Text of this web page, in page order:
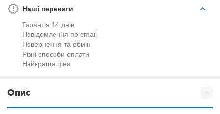
Наші переваги
Гарантія 14 днів
Повідомлення по email
Повернення та обмін
Різні способи оплати
Найкраща ціна
Опис